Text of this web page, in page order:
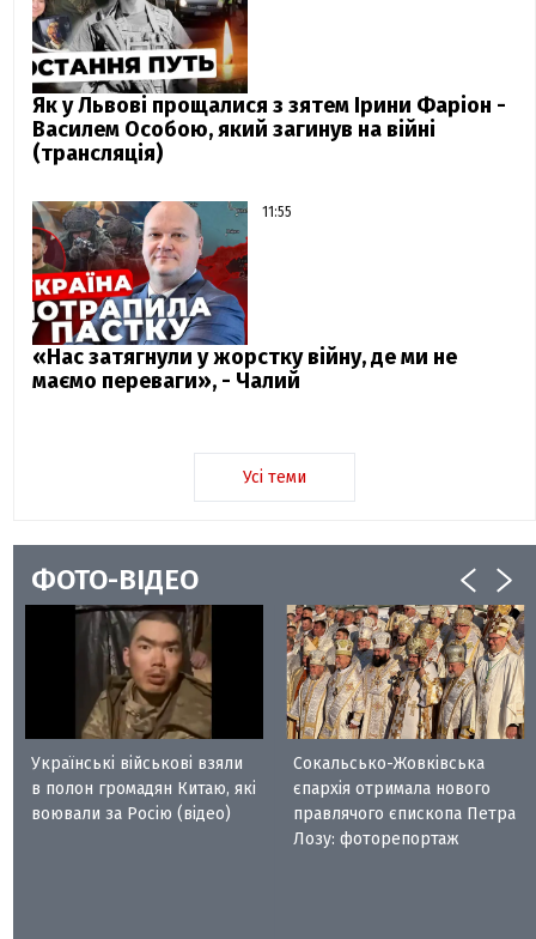
Як у Львові прощалися з зятем Ірини Фаріон -
Василем Особою, який загинув на війні
(трансляція)
11:55
«Нас затягнули у жорстку війну, де ми не
маємо переваги», - Чалий
Усі теми
ФОТО-ВІДЕО
Українські військові взяли
в полон громадян Китаю, які
воювали за Росію (відео)
Сокальсько-Жовківська
єпархія отримала нового
правлячого єпископа Петра
Лозу: фоторепортаж